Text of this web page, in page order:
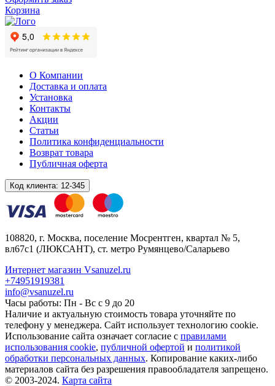
Корзина
О Компании
Доставка и оплата
Установка
Контакты
Акции
Статьи
Политика конфиденциальности
Возврат товара
Публичная оферта
Код клиента: 12-345
108820, г. Москва, поселение Мосрентген, квартал № 5,
вл67с1 (ЛЮКСАНТ), ст. метро Румянцево/Саларьево
Интернет магазин Vsanuzel.ru
+74951919381
info@vsanuzel.ru
Часы работы: Пн - Вс с 9 до 20
Наличие и актуальную стоимость товара уточняйте по
телефону у менеджера. Сайт использует технологию cookie.
Использование сайта означает согласие с правилами
использования cookie, публичной офертой и политикой
обработки персональных данных. Копирование каких-либо
материалов сайта без разрешения правообладателя запрещено.
© 2003-2024. Карта сайта